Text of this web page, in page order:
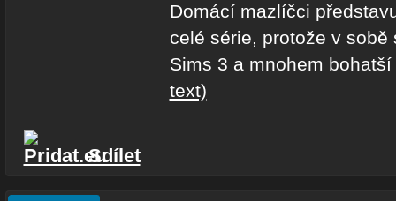
Domácí mazlíčci
celé série, protože v
Sims 3 a mnohem
text)
Sdílet